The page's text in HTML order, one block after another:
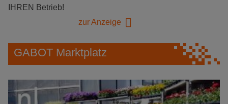
IHREN Betrieb!
zur Anzeige
GABOT Marktplatz